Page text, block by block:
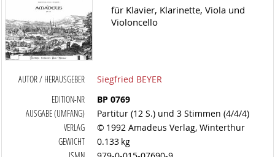
für Klavier, Klarinette, Viola und
Violoncello
AUTOR / HERAUSGEBER
Siegfried BEYER
EDITION-NR
BP 0769
AUSGABE (UMFANG)
Partitur (12 S.) und 3 Stimmen (4/4/4)
VERLAG
© 1992 Amadeus Verlag, Winterthur
GEWICHT
0.133 kg